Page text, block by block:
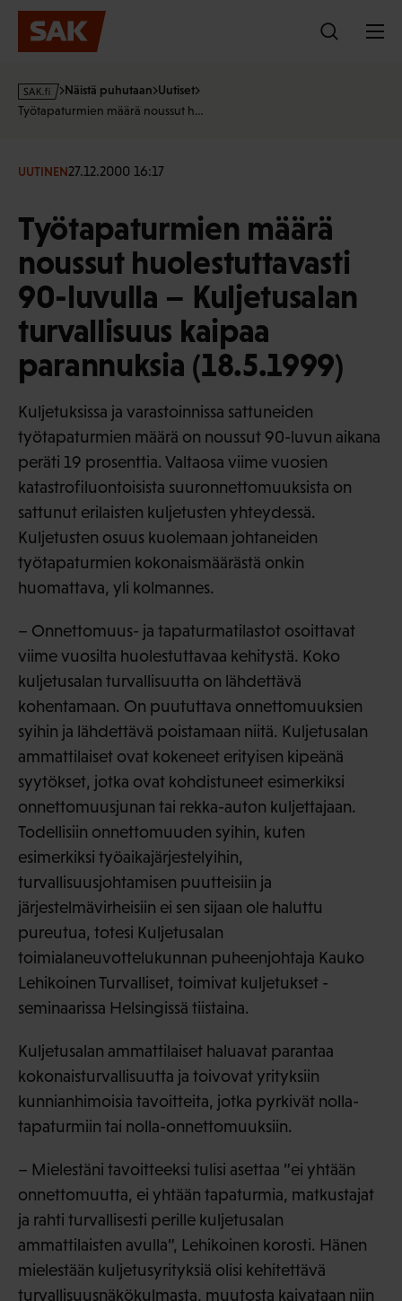
Hyppää
sisältöön
s
a
f
Näistä puhutaan Uutiset
Työtapaturmien määrä noussut h…
UUTINEN27.12.2000 16:17
Työtapaturmien määrä
noussut huolestuttavasti
90-luvulla – Kuljetusalan
turvallisuus kaipaa
parannuksia (18.5.1999)
Kuljetuksissa ja varastoinnissa sattuneiden
työtapaturmien määrä on noussut 90-luvun aikana
peräti 19 prosenttia. Valtaosa viime vuosien
katastrofiluontoisista suuronnettomuuksista on
sattunut erilaisten kuljetusten yhteydessä.
Kuljetusten osuus kuolemaan johtaneiden
työtapaturmien kokonaismäärästä onkin
huomattava, yli kolmannes.
– Onnettomuus- ja tapaturmatilastot osoittavat
viime vuosilta huolestuttavaa kehitystä. Koko
kuljetusalan turvallisuutta on lähdettävä
kohentamaan. On puututtava onnettomuuksien
syihin ja lähdettävä poistamaan niitä. Kuljetusalan
ammattilaiset ovat kokeneet erityisen kipeänä
syytökset, jotka ovat kohdistuneet esimerkiksi
onnettomuusjunan tai rekka-auton kuljettajaan.
Todellisiin onnettomuuden syihin, kuten
esimerkiksi työaikajärjestelyihin,
turvallisuusjohtamisen puutteisiin ja
järjestelmävirheisiin ei sen sijaan ole haluttu
pureutua, totesi Kuljetusalan
toimialaneuvottelukunnan puheenjohtaja Kauko
Lehikoinen Turvalliset, toimivat kuljetukset -
seminaarissa Helsingissä tiistaina.
Kuljetusalan ammattilaiset haluavat parantaa
kokonaisturvallisuutta ja toivovat yrityksiin
kunnianhimoisia tavoitteita, jotka pyrkivät nolla-
tapaturmiin tai nolla-onnettomuuksiin.
– Mielestäni tavoitteeksi tulisi asettaa ”ei yhtään
onnettomuutta, ei yhtään tapaturmia, matkustajat
ja rahti turvallisesti perille kuljetusalan
ammattilaisten avulla”, Lehikoinen korosti. Hänen
mielestään kuljetusyrityksiä olisi kehitettävä
turvallisuusnäkökulmasta, muutosta kaivataan niin